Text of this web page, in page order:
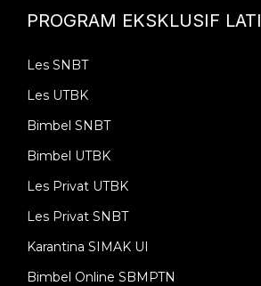
PROGRAM EKSKLUSIF
Les SNBT
Les UTBK
Bimbel SNBT
Bimbel UTBK
Les Privat UTBK
Les Privat SNBT
Karantina SIMAK UI
Bimbel Online SBMPTN